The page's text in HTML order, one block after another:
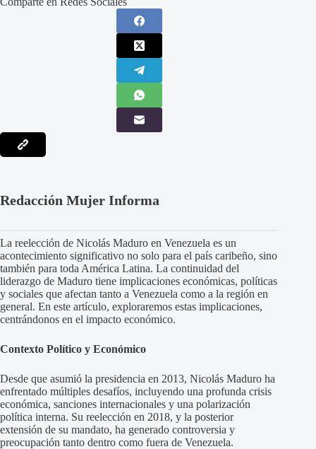
Redacción Mujer Informa
La reelección de Nicolás Maduro en Venezuela es un
acontecimiento significativo no solo para el país caribeño, sino
también para toda América Latina. La continuidad del
liderazgo de Maduro tiene implicaciones económicas, políticas
y sociales que afectan tanto a Venezuela como a la región en
general. En este artículo, exploraremos estas implicaciones,
centrándonos en el impacto económico.
Contexto Político y Económico
Desde que asumió la presidencia en 2013, Nicolás Maduro ha
enfrentado múltiples desafíos, incluyendo una profunda crisis
económica, sanciones internacionales y una polarización
política interna. Su reelección en 2018, y la posterior
extensión de su mandato, ha generado controversia y
preocupación tanto dentro como fuera de Venezuela.